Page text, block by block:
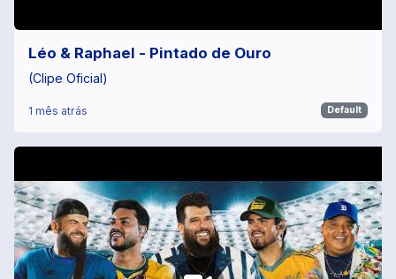
Léo & Raphael - Pintado de Ouro
(Clipe Oficial)
1 mês atrás Default